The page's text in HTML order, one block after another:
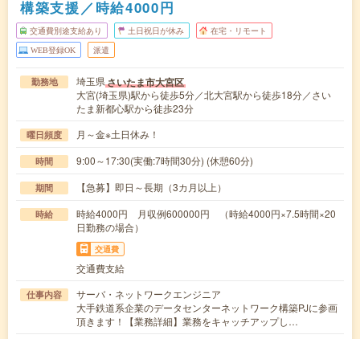
構築支援／時給4000円
交通費別途支給あり 土日祝日が休み 在宅・リモート
WEB登録OK 派遣
勤務地 埼玉県さいたま市大宮区
大宮(埼玉県)駅から徒歩5分／北大宮駅から徒歩18分／さい
たま新都心駅から徒歩23分
曜日頻度 月～金※土日休み！
時間 9:00～17:30(実働:7時間30分) (休憩60分)
期間 【急募】即日～長期（3カ月以上）
時給
時給4000円 月収例600000円 （時給4000円×7.5時間×20
日勤務の場合）
交通費
交通費支給
仕事内容
サーバ・ネットワークエンジニア
大手鉄道系企業のデータセンターネットワーク構築PJに参画
頂きます！【業務詳細】業務をキャッチアップし…